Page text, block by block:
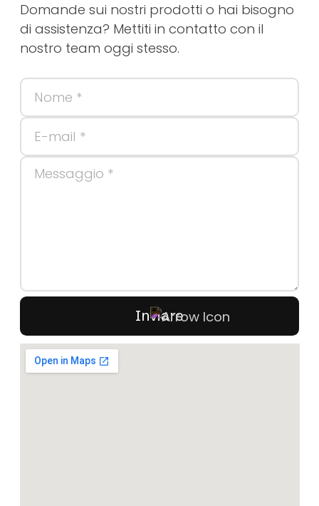
Domande sui nostri prodotti o hai bisogno
di assistenza? Mettiti in contatto con il
nostro team oggi stesso.